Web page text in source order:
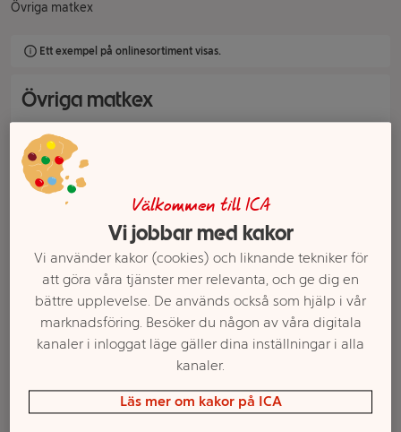
Övriga matkex
Ett exempel på onlinesortiment visas.
Övriga matkex
Filter
Sea Salt 100 g Linkosuo
Paprika 50g Good Guys
Bakehouse
Välkommen till ICA
Vi jobbar med kakor
Vi använder kakor (cookies) och liknande tekniker för
att göra våra tjänster mer relevanta, och ge dig en
bättre upplevelse. De används också som hjälp i vår
marknadsföring. Besöker du någon av våra digitala
kanaler i inloggat läge gäller dina inställningar i alla
kanaler.
Läs mer om kakor på ICA